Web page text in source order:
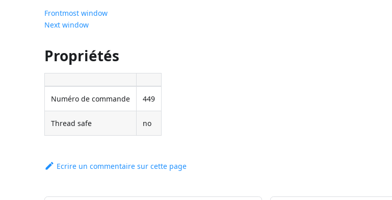
Frontmost window
Next window
Propriétés
Numéro de commande 449
Thread safe no
Ecrire un commentaire sur cette page